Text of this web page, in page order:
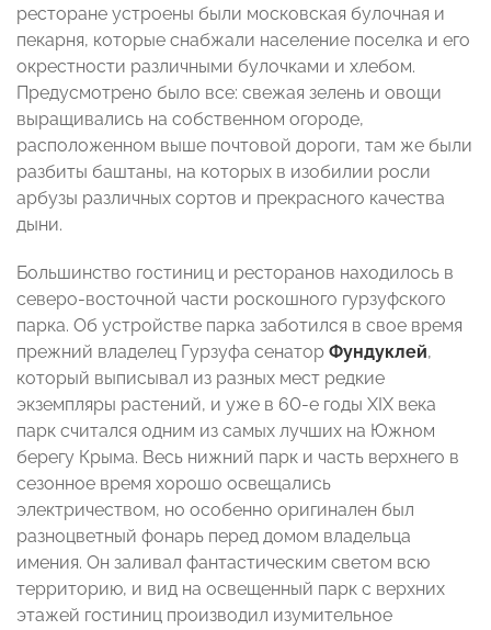
ресторане устроены были московская булочная и
пекарня, которые снабжали население поселка и его
окрестности различными булочками и хлебом.
Предусмотрено было все: свежая зелень и овощи
выращивались на собственном огороде,
расположенном выше почтовой дороги, там же были
разбиты баштаны, на которых в изобилии росли
арбузы различных сортов и прекрасного качества
дыни.
Большинство гостиниц и ресторанов находилось в
северо-восточной части роскошного гурзуфского
парка. Об устройстве парка заботился в свое время
прежний владелец Гурзуфа сенатор Фундуклей,
который выписывал из разных мест редкие
экземпляры растений, и уже в 60-е годы XIX века
парк считался одним из самых лучших на Южном
берегу Крыма. Весь нижний парк и часть верхнего в
сезонное время хорошо освещались
электричеством, но особенно оригинален был
разноцветный фонарь перед домом владельца
имения. Он заливал фантастическим светом всю
территорию, и вид на освещенный парк с верхних
этажей гостиниц производил изумительное